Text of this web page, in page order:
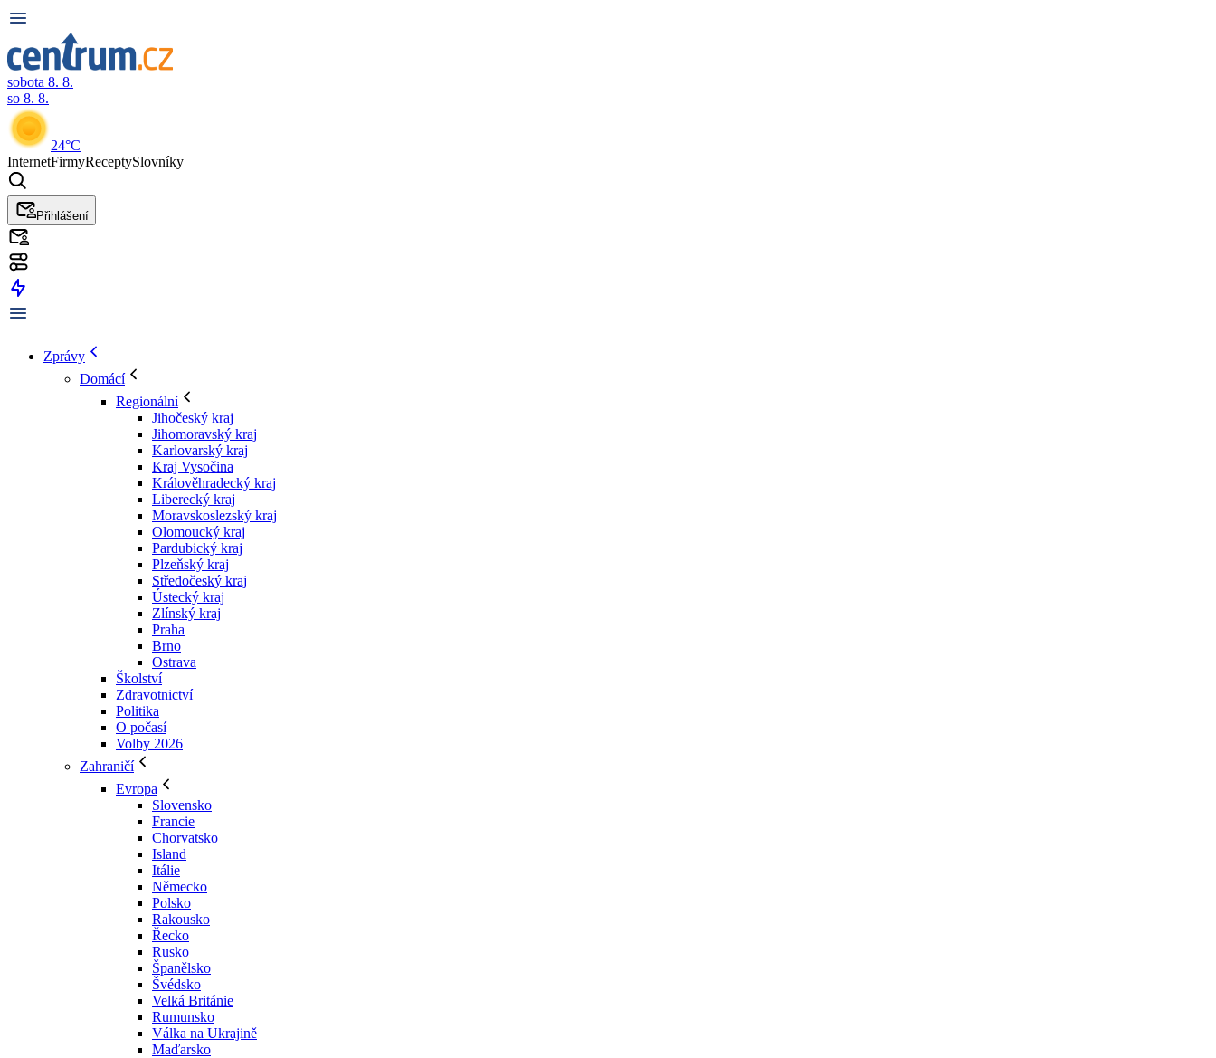
sobota 8. 8.
so 8. 8.
24°C
InternetFirmyReceptySlovníky
Přihlášení
Zprávy
Domácí
Regionální
Jihočeský kraj
Jihomoravský kraj
Karlovarský kraj
Kraj Vysočina
Králověhradecký kraj
Liberecký kraj
Moravskoslezský kraj
Olomoucký kraj
Pardubický kraj
Plzeňský kraj
Středočeský kraj
Ústecký kraj
Zlínský kraj
Praha
Brno
Ostrava
Školství
Zdravotnictví
Politika
O počasí
Volby 2026
Zahraničí
Evropa
Slovensko
Francie
Chorvatsko
Island
Itálie
Německo
Polsko
Rakousko
Řecko
Rusko
Španělsko
Švédsko
Velká Británie
Rumunsko
Válka na Ukrajině
Maďarsko